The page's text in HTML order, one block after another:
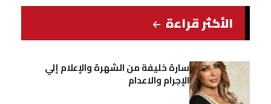
الأكثر قراءة
سارة خليفة من الشهرة والإعلام إلي
الإجرام والاعدام